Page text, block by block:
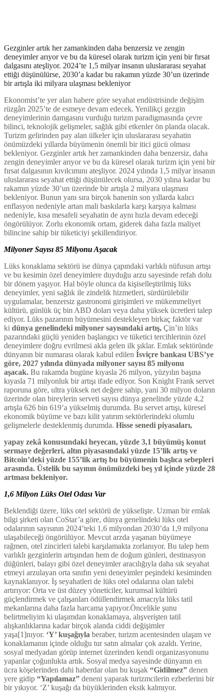
Gezginler artık her zamankinden daha benzersiz ve zengin
deneyimler arıyor ve bu da küresel olarak turizm için yeni bir fırsat
dalgasını ateşliyor. 2024’te 1,5 milyar insanın uluslararası seyahat
ettiği düşünülürse, 2030’a kadar bu rakamın yüzde 30’un üzerinde
bir artışla iki milyara ulaşması bekleniyor
Ekonomist’te yer alan habere göre seyahat endüstrisinde değişim
rüzgârı 2025’te de esmeye devam edecek. Yenilikçi gezgin
deneyimlerinin damgasını vurduğu turizm paradigmasında çevre
bilinci, teknolojik gelişmeler, sağlık gibi etkenler ön planda olacak.
Turizm gelirinden pay alan ülkeler için uluslararası seyahatin
önümüzdeki yıllarda büyümenin önemli bir itici gücü olması
bekleniyor. Gezginler artık her zamankinden daha benzersiz, daha
zengin deneyimler arıyor ve bu da küresel olarak turizm için yeni bir
fırsat dalgasının kıvılcımını ateşliyor. 2024 yılında 1,5 milyar insanın
uluslararası seyahat ettiği düşünülecek olursa, 2030 yılına kadar bu
rakamın yüzde 30’un üzerinde bir artışla 2 milyara ulaşması
bekleniyor. Bunun yanı sıra birçok hanenin son yıllarda kalıcı
enflasyon nedeniyle artan mali baskılarla karşı karşıya kalması
nedeniyle, kısa mesafeli seyahatin de aynı hızla devam edeceği
öngörülüyor. Zorlu ekonomik ortam, giderek daha fazla maliyet
bilincine sahip bir tüketiciyi şekillendiriyor.
Milyoner Sayısı 85 Milyonu Aşacak
Lüks konaklama sektörü ise dünya çapındaki varlıklı nüfusun artışı
ve bu kesimin özel deneyimlere duyduğu arzu sayesinde refah dolu
bir dönem yaşıyor. Hal böyle olunca da kişiselleştirilmiş lüks
deneyimler, yeni sağlık ile zindelik hizmetleri, sürdürülebilir
uygulamalar, benzersiz gastronomi girişimleri ve mükemmeliyet
kültürü, günlük üç bin ABD doları veya daha yüksek ücretleri talep
ediyor. Lüks pazarının büyümesini destekleyen birkaç faktör var
ki dünya genelindeki milyoner sayısındaki artış, Çin’in lüks
pazarındaki güçlü yeniden başlangıcı ve tüketici tercihlerinin özel
deneyimlere doğru evrilmesi akla gelen ilk şıklar. Emlak sektöründe
dünyanın bir numarası olarak kabul edilen İsviçre bankası UBS’ye
göre, 2027 yılında dünyada milyoner sayısı 85 milyonu
aşacak. Bu rakamda bugüne kıyasla 26 milyon, yüzyılın başına
kıyasla 71 milyonluk bir artışı ifade ediyor. Son Knight Frank servet
raporuna göre, ultra yüksek net değere sahip, yani 30 milyon doların
üzerinde olan bireylerin serveti sayısı dünya genelinde yüzde 4,2
artışla 626 bin 619’a yükselmiş durumda. Bu servet artışı, küresel
ekonomik büyüme ve bazı kilit yatırım sektörlerindeki olumlu
gelişmelerle desteklenmiş durumda. Hisse senedi piyasaları,
yapay zekâ konusundaki heyecan, yüzde 3,1 büyümüş konut
sermaye değerleri, altın piyasasındaki yüzde 15’lik artış ve
Bitcoin’deki yüzde 155’lik artış bu büyümenin başlıca sebepleri
arasında. Üstelik bu sayının önümüzdeki beş yıl içinde yüzde 28
artması bekleniyor.
1,6 Milyon Lüks Otel Odası Var
Beklendiği üzere, lüks otel sektörü de yükselişte. Uzman bir emlak
bilgi şirketi olan CoStar’a göre, dünya genelindeki lüks otel
odalarının sayısının 2024’teki 1,6 milyondan 2030’da 1,9 milyona
ulaşabileceği öngörülüyor. Mevcut arzda yaşanan büyümeye
rağmen, otel zincirleri talebi karşılamakta zorlanıyor. Bu talep hem
varlıklı gezginlerin artışından hem de doğum günleri, destinasyon
düğünleri, balayı gibi özel deneyimler aracılığıyla daha sık seyahat
etmeyi arzulayan orta sınıfın yeni deneyimler peşindeki kesiminden
kaynaklanıyor. İş seyahatleri de lüks otel odalarına olan talebi
artırıyor: Orta ve üst düzey yöneticiler, kurumsal kültürü
güçlendirmek ve çalışanları ödüllendirmek amacıyla lüks tatil
mekanlarına daha fazla harcama yapıyor.Öncelikle şunu
belirtmeliyim ki ulaşımdan konaklamaya, alışverişten tatil
alışkanlıklarına kadar birçok alanda ciddi değişimler
yaşa[1]nıyor. ‘Y’ kuşağıyla beraber, turizm acentesinden ulaşım ve
konaklamanın içinde olduğu tur satın almalar çok azaldı. Yerine,
sosyal medyadan görüp internet üzerinden kendi organizasyonunu
yapanlar çoğunlukta artık. Sosyal medya sayesinde dünyanın en
ücra köşelerinden dahi haberdar olan bu kuşak “Gidilmez” denen
yere gidip “Yapılamaz” deneni yaparak turizmcilerin ezberlerini bir
bir yıkıyor. ‘Z’ kuşağı da büyüklerinden eksik kalmıyor.